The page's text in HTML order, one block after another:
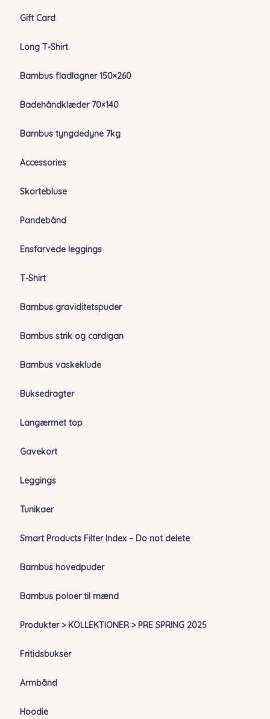
Gift Card
Long T-Shirt
Bambus fladlagner 150×260
Badehåndklæder 70×140
Bambus tyngdedyne 7kg
Accessories
Skortebluse
Pandebånd
Ensfarvede leggings
T-Shirt
Bambus graviditetspuder
Bambus strik og cardigan
Bambus vaskeklude
Buksedragter
Langærmet top
Gavekort
Leggings
Tunikaer
Smart Products Filter Index – Do not delete
Bambus hovedpuder
Bambus poloer til mænd
Produkter > KOLLEKTIONER > PRE SPRING 2025
Fritidsbukser
Armbånd
Hoodie